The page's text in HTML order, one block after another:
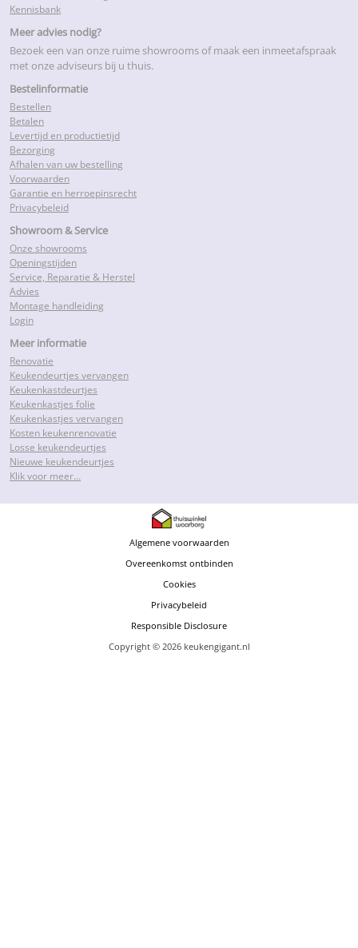
Kennisbank
Meer advies nodig?
Bezoek een van onze ruime showrooms of maak een inmeetafspraak
met onze adviseurs bij u thuis.
Bestelinformatie
Bestellen
Betalen
Levertijd en productietijd
Bezorging
Afhalen van uw bestelling
Voorwaarden
Garantie en herroepinsrecht
Privacybeleid
Showroom & Service
Onze showrooms
Openingstijden
Service, Reparatie & Herstel
Advies
Montage handleiding
Login
Meer informatie
Renovatie
Keukendeurtjes vervangen
Keukenkastdeurtjes
Keukenkastjes folie
Keukenkastjes vervangen
Kosten keukenrenovatie
Losse keukendeurtjes
Nieuwe keukendeurtjes
Klik voor meer…
Algemene voorwaarden
Overeenkomst ontbinden
Cookies
Privacybeleid
Responsible Disclosure
Copyright © 2026 keukengigant.nl